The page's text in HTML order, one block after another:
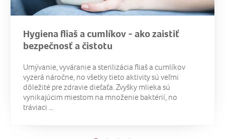
Hygiena fliaš a cumlíkov - ako zaistiť
bezpečnosť a čistotu
Umývanie, vyváranie a sterilizácia fliaš a cumlíkov
vyzerá náročne, no všetky tieto aktivity sú veľmi
dôležité pre zdravie dieťaťa. Zvyšky mlieka sú
vynikajúcim miestom na množenie baktérií, no
tráviaci ...